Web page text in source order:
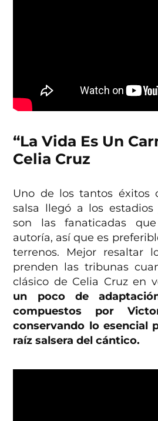
“La Vida Es Un
Celia Cruz
Uno de los tantos éxitos
salsa llegó a los
son las fanaticadas
autoría, así que es
terrenos. Mejor resaltar
prenden las tribunas
clásico de Celia Cruz en
un poco de
compuestos por
conservando lo esencial
raíz salsera del cántico.